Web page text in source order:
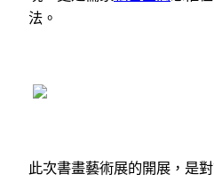
法。
此次書畫藝術展的開展，是